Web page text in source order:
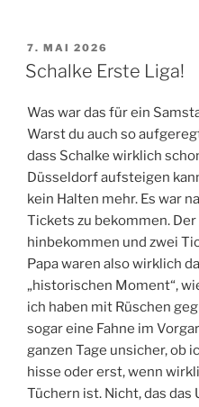
VERÖFFENTLICHT
AM
7. MAI 2026
Schalke Erste Liga!
Was war das für ein
Warst du auch so
dass Schalke wirklich
Düsseldorf aufsteigen
kein Halten mehr. Es war
Tickets zu bekommen. Der
hinbekommen und zwei
Papa waren also wirklich
„historischen Moment“,
ich haben mit Rüschen
sogar eine Fahne im
ganzen Tage unsicher, ob
hisse oder erst, wenn
Tüchern ist. Nicht, das